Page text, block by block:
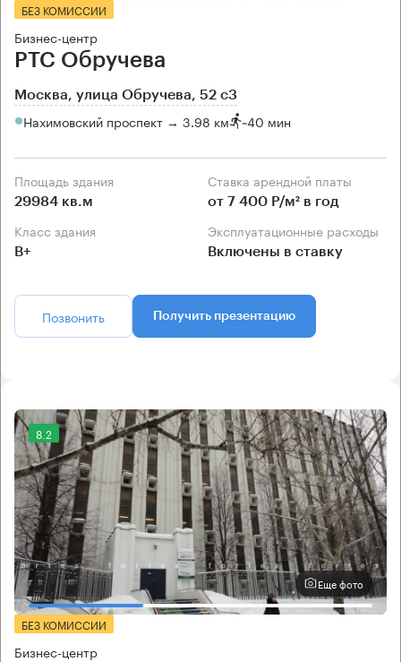
БЕЗ КОМИССИИ
Бизнес-центр
РТС Обручева
Москва, улица Обручева, 52 с3
Нахимовский проспект → 3.98 км ~40 мин
Площадь здания
29984 кв.м
Ставка арендной платы
от 7 400 Р/м² в год
Класс здания
B+
Эксплуатационные расходы
Включены в ставку
Позвонить Получить презентацию
8.2
Еще фото
БЕЗ КОМИССИИ
Бизнес-центр